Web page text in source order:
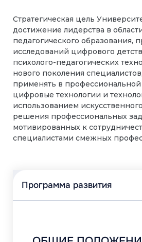
Стратегическая цель
достижение лидерства в
педагогического образования,
исследований цифрового
психолого-педагогических
нового поколения
применять в профессиональной
цифровые технологии и
использованием
решения профессиональных
мотивированных к
специалистами смежных